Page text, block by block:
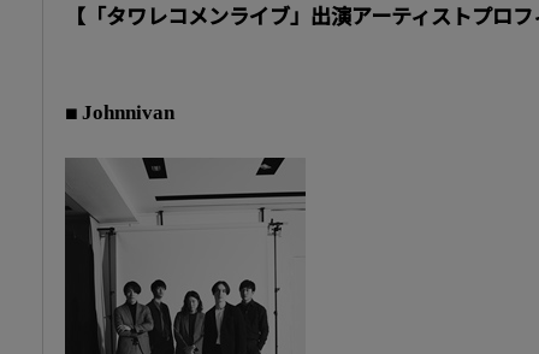
【「タワレコメンライブ」出演アーティストプロ
■ Johnnivan